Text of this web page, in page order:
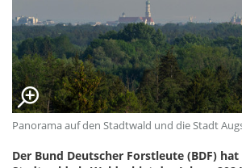
Panorama auf den Stadtwald und die Stadt
Der Bund Deutscher Forstleute (BDF)